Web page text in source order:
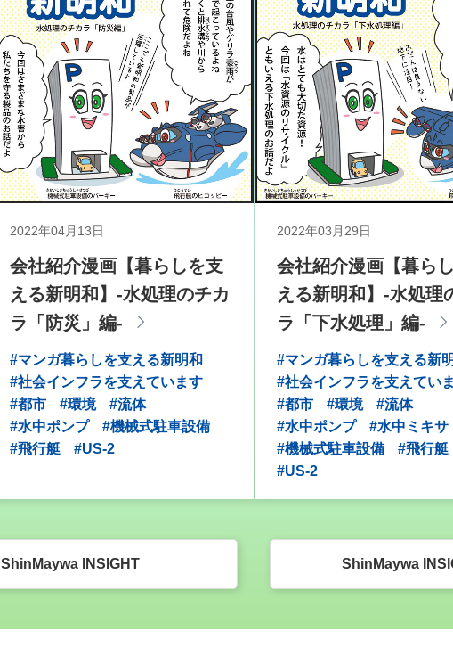
2022年04月13日
会社紹介漫画【暮らしを支
える新明和】-水処理のチカ
ラ「防災」編-
#マンガ暮らしを支える新明和
#社会インフラを支えています
#都市
#環境
#流体
#水中ポンプ
#機械式駐車設備
#飛行艇
#US-2
2022年03月29日
会社紹介漫画【暮ら
える新明和】-水処理
ラ「下水処理」編-
#マンガ暮らしを支える新
#社会インフラを支えてい
#都市
#環境
#流体
#水中ポンプ
#水中ミキサ
#機械式駐車設備
#飛行艇
#US-2
ShinMaywa INSIGHT ShinMaywa